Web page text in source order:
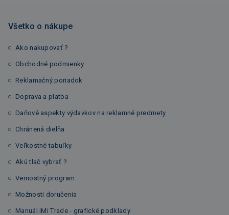
Všetko o nákupe
Ako nakupovať ?
Obchodné podmienky
Reklamačný poriadok
Doprava a platba
Daňové aspekty výdavkov na reklamné predmety
Chránená dielňa
Veľkostné tabuľky
Akú tlač vybrať ?
Vernostný program
Možnosti doručenia
Manuál iMi Trade - grafické podklady